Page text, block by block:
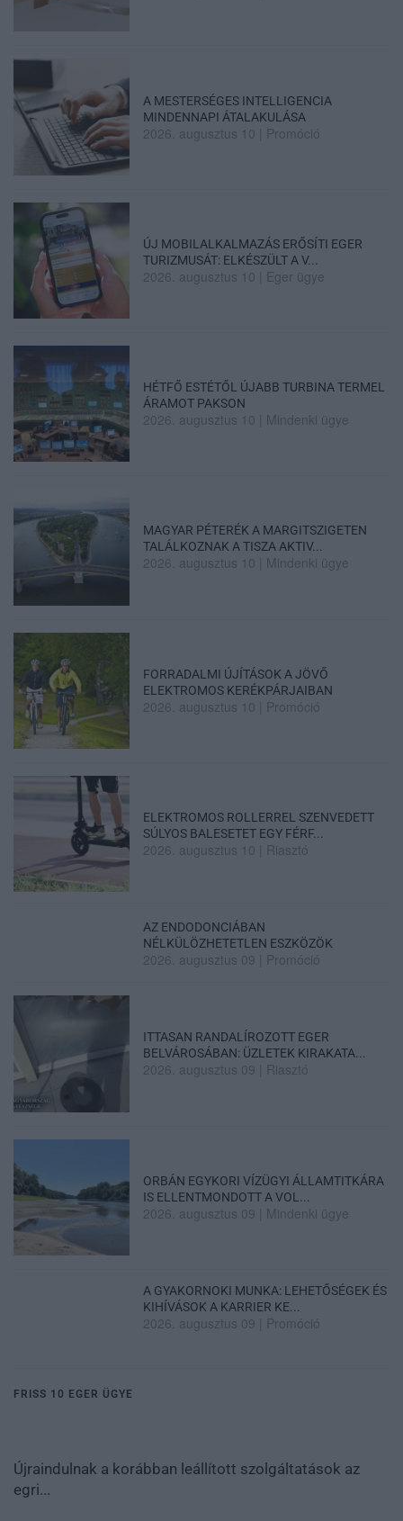
A MESTERSÉGES INTELLIGENCIA
MINDENNAPI ÁTALAKULÁSA
2026. augusztus 10 Promóció
ÚJ MOBILALKALMAZÁS ERŐSÍTI EGER
TURIZMUSÁT: ELKÉSZÜLT A V...
2026. augusztus 10 Eger ügye
HÉTFŐ ESTÉTŐL ÚJABB TURBINA TERMEL
ÁRAMOT PAKSON
2026. augusztus 10 Mindenki ügye
MAGYAR PÉTERÉK A MARGITSZIGETEN
TALÁLKOZNAK A TISZA AKTIV...
2026. augusztus 10 Mindenki ügye
FORRADALMI ÚJÍTÁSOK A JÖVŐ
ELEKTROMOS KERÉKPÁRJAIBAN
2026. augusztus 10 Promóció
ELEKTROMOS ROLLERREL SZENVEDETT
SÚLYOS BALESETET EGY FÉRF...
2026. augusztus 10 Riasztó
AZ ENDODONCIÁBAN
NÉLKÜLÖZHETETLEN ESZKÖZÖK
2026. augusztus 09 Promóció
ITTASAN RANDALÍROZOTT EGER
BELVÁROSÁBAN: ÜZLETEK KIRAKATA...
2026. augusztus 09 Riasztó
ORBÁN EGYKORI VÍZÜGYI ÁLLAMTITKÁRA
IS ELLENTMONDOTT A VOL...
2026. augusztus 09 Mindenki ügye
A GYAKORNOKI MUNKA: LEHETŐSÉGEK ÉS
KIHÍVÁSOK A KARRIER KE...
2026. augusztus 09 Promóció
FRISS 10 EGER ÜGYE
Újraindulnak a korábban leállított szolgáltatások az
egri...